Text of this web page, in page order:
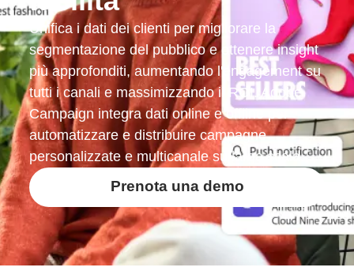
Unifica i dati dei clienti per migliorare la
segmentazione del pubblico e ottenere insight
più approfonditi, aumentando l'engagement su
tutti i canali e massimizzando il ROI. Adobe
Campaign integra dati online e offline per
automatizzare e distribuire campagne
personalizzate e multicanale su larga scala.
Prenota una demo